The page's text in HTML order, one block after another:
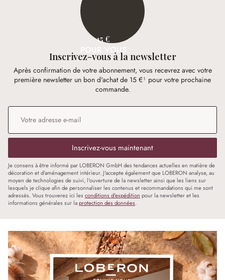
15 €
POUR VOUS
Inscrivez-vous à la newsletter
Après confirmation de votre abonnement, vous recevrez avec votre
première newsletter un bon d'achat de 15 €¹ pour votre prochaine
commande.
Adresse e-mail
Inscrivez-vous maintenant
Je consens à être informé par LOBERON GmbH des tendances actuelles en matière de
décoration et d'aménagement intérieur. J'accepte également que LOBERON analyse, au
moyen de technologies de suivi, l'ouverture de la newsletter ainsi que les liens sur
lesquels je clique afin de personnaliser les contenus et recommandations qui me sont
adressés. Vous trouverez ici les conditions d'expédition pour la newsletter et les
informations générales sur laprotection des données.